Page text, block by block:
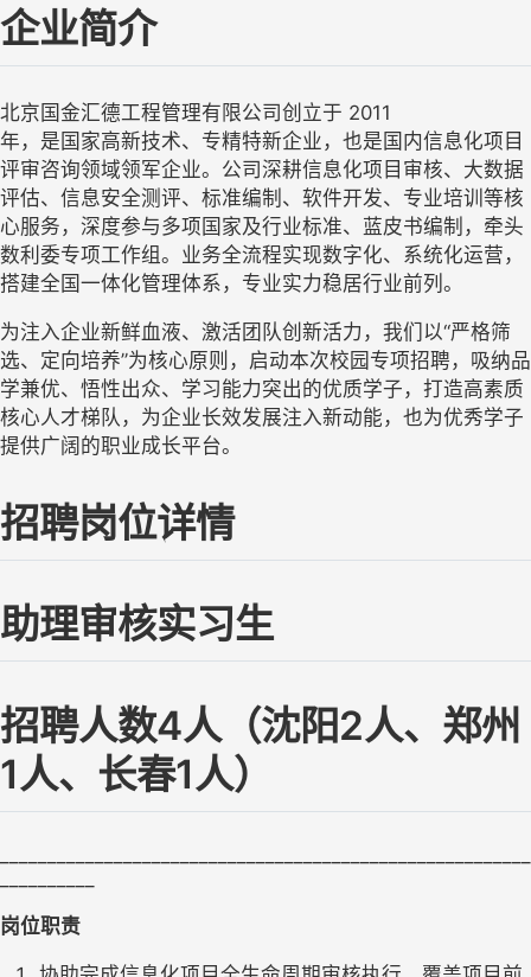
企业简介
北京国金汇德工程管理有限公司创立于 2011
年，是国家高新技术、专精特新企业，也是国内信息化项目
评审咨询领域领军企业。公司深耕信息化项目审核、大数据
评估、信息安全测评、标准编制、软件开发、专业培训等核
心服务，深度参与多项国家及行业标准、蓝皮书编制，牵头
数利委专项工作组。业务全流程实现数字化、系统化运营，
搭建全国一体化管理体系，专业实力稳居行业前列。
为注入企业新鲜血液、激活团队创新活力，我们以“严格筛
选、定向培养”为核心原则，启动本次校园专项招聘，吸纳品
学兼优、悟性出众、学习能力突出的优质学子，打造高素质
核心人才梯队，为企业长效发展注入新动能，也为优秀学子
提供广阔的职业成长平台。
招聘岗位详情
助理审核实习生
招聘人数4人（沈阳2人、郑州
1人、长春1人）
岗位职责